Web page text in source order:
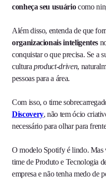
conheça seu usuáriocomo
Além disso, entenda de que
organizacionais inteligentes
conquistar o que precisa. Se a
culturaproduct-driven,
pessoas para a área.
Com isso, o time
Discovery, não tem ócio
necessário para olhar para
O modelo Spotify é lindo. Mas
time de Produto e Tecnologia
empresa e não tenha medo de